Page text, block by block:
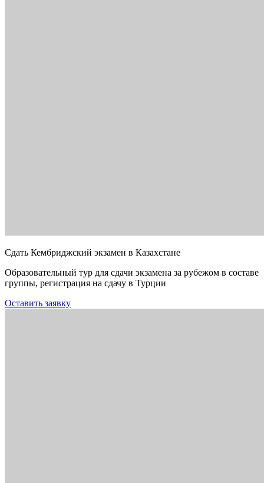
Сдать Кембриджский экзамен в Казахстане
Образовательный тур для сдачи экзамена за рубежом в составе
группы, регистрация на сдачу в Турции
Оставить заявку